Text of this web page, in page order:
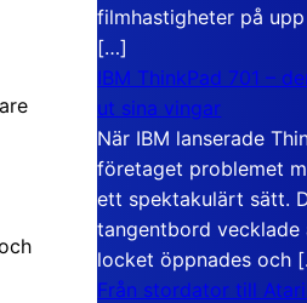
filmhastigheter på
[…]
IBM ThinkPad 701 –
ut sina vingar
När IBM lanserade
företaget problemet
ett spektakulärt sätt.
tangentbord
locket öppnades och
Från stordator till